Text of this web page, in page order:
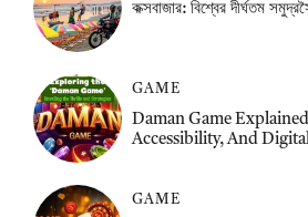
কক্সবাজার: বিশ্বের দীর্ঘতম
GAME
Daman Game
Accessibility, And
GAME